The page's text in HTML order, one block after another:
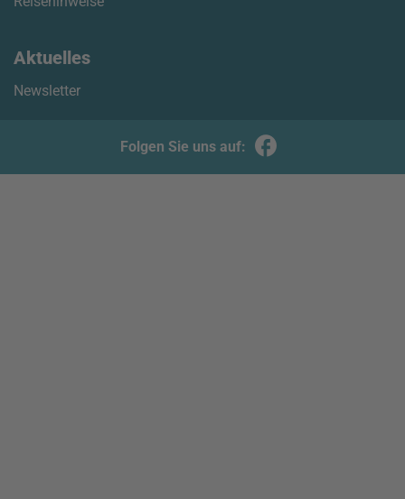
Aktuelles
Newsletter
Folgen Sie uns auf: